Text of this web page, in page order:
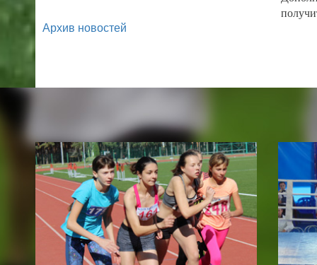
Архив новостей